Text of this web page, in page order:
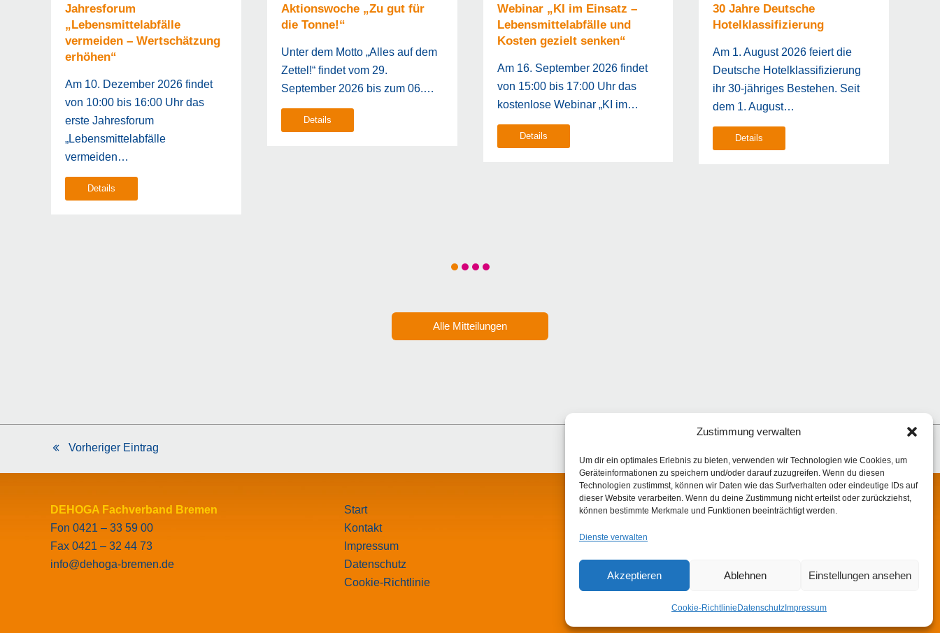
Zustimmung verwalten
Um dir ein optimales Erlebnis zu bieten, verwenden wir Technologien wie Cookies, um
Geräteinformationen zu speichern und/oder darauf zuzugreifen. Wenn du diesen
Technologien zustimmst, können wir Daten wie das Surfverhalten oder eindeutige IDs auf
dieser Website verarbeiten. Wenn du deine Zustimmung nicht erteilst oder zurückziehst,
können bestimmte Merkmale und Funktionen beeinträchtigt werden.
Dienste verwalten
Akzeptieren Ablehnen Einstellungen ansehen
Cookie-Richtlinie DatenschutzImpressum
Jahresforum
„Lebensmittelabfälle
vermeiden – Wertschätzung
erhöhen“
Am 10. Dezember 2026 findet
von 10:00 bis 16:00 Uhr das
erste Jahresforum
„Lebensmittelabfälle
vermeiden…
Details
Aktionswoche „Zu gut für
die Tonne!“
Unter dem Motto „Alles auf dem
Zettel!“ findet vom 29.
September 2026 bis zum 06.…
Details
Webinar „KI im Einsatz –
Lebensmittelabfälle und
Kosten gezielt senken“
Am 16. September 2026 findet
von 15:00 bis 17:00 Uhr das
kostenlose Webinar „KI im…
Details
30 Jahre Deutsche
Hotelklassifizierung
Am 1. August 2026 feiert die
Deutsche Hotelklassifizierung
ihr 30-jähriges Bestehen. Seit
dem 1. August…
Details
Alle Mitteilungen
Beitrag:
Vorheriger Eintrag
DEHOGA Fachverband Bremen
Fon 0421 – 33 59 00
Fax 0421 – 32 44 73
info@dehoga-bremen.de
Start
Kontakt
Impressum
Datenschutz
Cookie-Richtlinie
Facebook